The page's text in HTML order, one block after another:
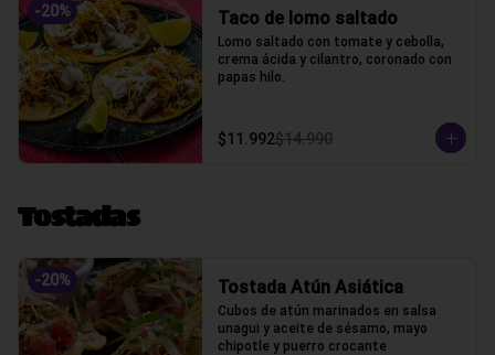
-20% Taco de lomo saltado
Lomo saltado con tomate y cebolla,
crema ácida y cilantro, coronado con
papas hilo.
$11.992$14.990
Tostadas
-20% Tostada Atún Asiática
Cubos de atún marinados en salsa
unagui y aceite de sésamo, mayo
chipotle y puerro crocante